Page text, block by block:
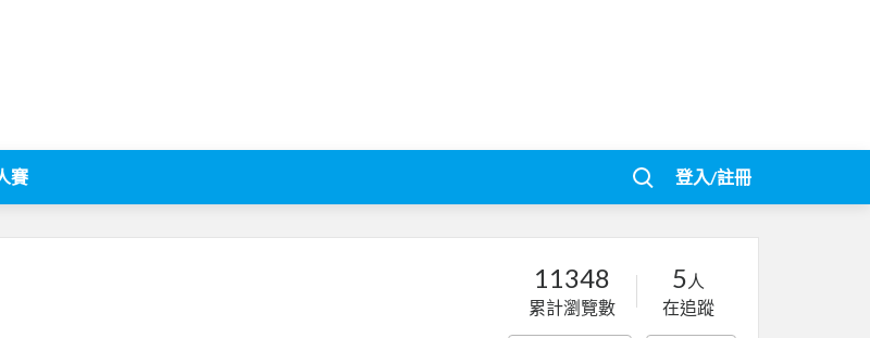
賽 登入/註冊
11348
累計瀏覽數
5 人
在追蹤